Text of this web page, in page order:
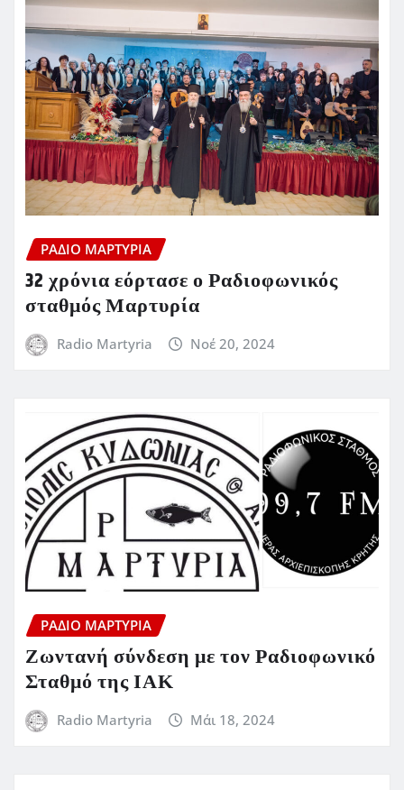
ΡΆΔΙΟ ΜΑΡΤΥΡΊΑ
32 χρόνια εόρτασε ο Ραδιοφωνικός
σταθμός Μαρτυρία
Radio Martyria Νοέ 20, 2024
ΡΆΔΙΟ ΜΑΡΤΥΡΊΑ
Ζωντανή σύνδεση με τον Ραδιοφωνικό
Σταθμό της ΙΑΚ
Radio Martyria Μάι 18, 2024